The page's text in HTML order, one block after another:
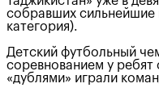
собравших сильнейшие
категория).
Детский футбольный
соревнованием у
«дублями» играли